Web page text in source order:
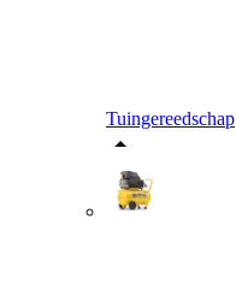
Tuingereedschap